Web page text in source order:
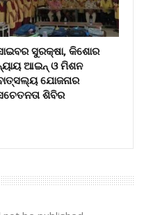
ସୁରକ୍ଷା, କିଶୋର
ଆଇନ୍ ଓ ମିଶନ
ଯୋଜନାର
ଶିବିର